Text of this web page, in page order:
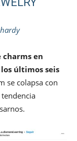
charms en
últimos seis
se colapsa con